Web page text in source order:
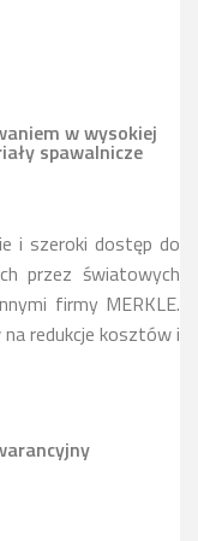
w wysokiej
spawalnicze
i szeroki dostęp do
przez światowych
firmy MERKLE.
redukcje kosztów i